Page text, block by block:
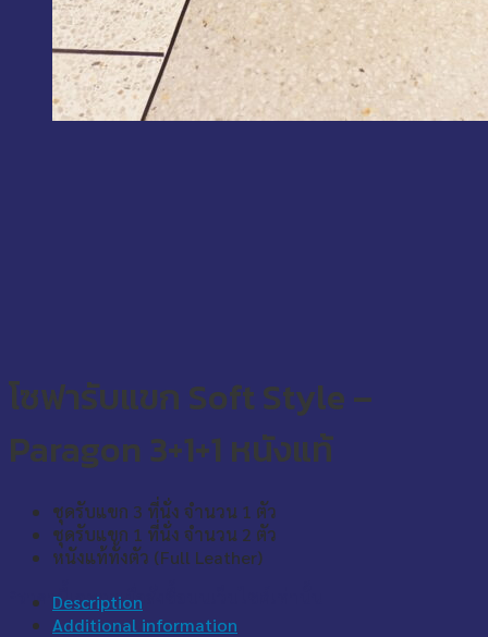
โซฟารับแขก Soft Style –
Paragon 3+1+1 หนังแท้
ชุดรับแขก 3 ที่นั่ง จำนวน 1 ตัว
ชุดรับแขก 1 ที่นั่ง จำนวน 2 ตัว
หนังแท้ทั้งตัว (Full Leather)
*ราคานี้เฉพาะเมื่อสั่งซื้อบนเว็บไซต์เท่านั้น
Description
Additional information